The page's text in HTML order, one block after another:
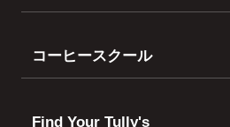
コーヒースクール
Find Your Tully's